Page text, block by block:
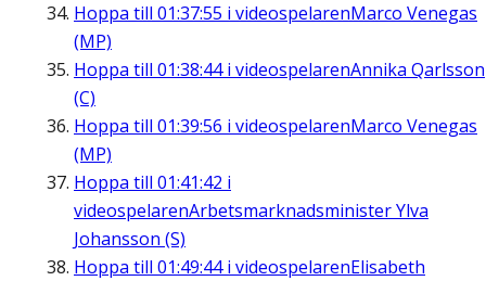
Hoppa till 01:37:55 i videospelarenMarco Venegas
(MP)
Hoppa till 01:38:44i videospelarenAnnika Qarlsson
(C)
Hoppa till 01:39:56 i videospelarenMarco Venegas
(MP)
Hoppa till 01:41:42 i
videospelarenArbetsmarknadsminister Ylva
Johansson (S)
Hoppa till 01:49:44i videospelarenElisabeth